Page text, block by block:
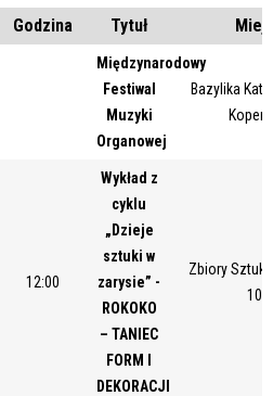
Godzina Tytuł
Międzynarodowy
Festiwal
Muzyki
Organowej
Bazylika
12:00
Wykład z
cyklu
„Dzieje
sztuki w
zarysie” -
ROKOKO
– TANIEC
FORM I
DEKORACJI
Zbiory
10/